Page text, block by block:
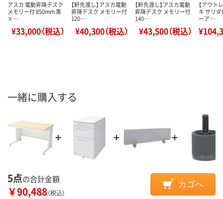
アスカ 電動昇降デスク
メモリー付 850mm 黒
×…
¥33,000（税込）
【軒先渡し】アスカ電動
昇降デスク メモリー付
120…
¥40,300（税込）
【軒先渡し】アスカ電動
昇降デスク メモリー付
140…
¥43,500（税込）
【アウト
キ サリ
ーア…
一緒に購入する
5点の合計金額
￥90,488（税込）
カゴへ